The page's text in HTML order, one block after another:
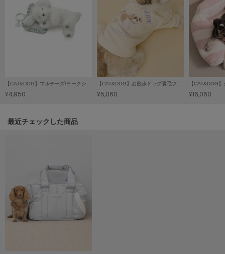
SNIDEL
スナイデル
ソフェル
スタイルヴォイスフォー
SUICOKE
スイコック
SUPERGA
スペルガ
¥4,950 ¥5,060 ¥16,060
関連記事
最近チェックした商品